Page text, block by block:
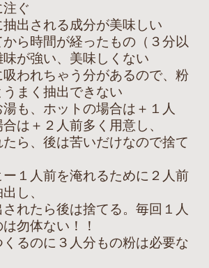
ぐ
抽出される成分が美味しい
から時間が経ったもの（３分以
が強い、美味しくない
吸われちゃう分があるので、粉
まく抽出できない
も、ホットの場合は＋１人
は＋２人前多く用意し、
ら、後は苦いだけなので捨て
ー１人前を淹れるために２人前
し、
れたら後は捨てる。毎回１人
勿体ない！！
るのに３人分もの粉は必要な